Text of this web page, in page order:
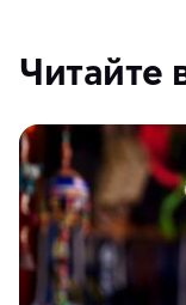
Читайте